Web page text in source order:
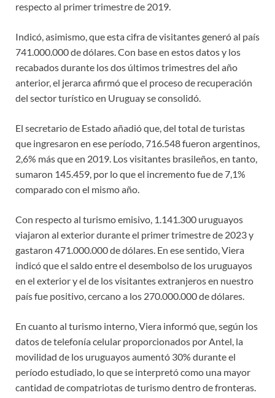
respecto al primer trimestre de 2019.
Indicó, asimismo, que esta cifra de visitantes generó al país
741.000.000 de dólares. Con base en estos datos y los
recabados durante los dos últimos trimestres del año
anterior, el jerarca afirmó que el proceso de recuperación
del sector turístico en Uruguay se consolidó.
El secretario de Estado añadió que, del total de turistas
que ingresaron en ese período, 716.548 fueron argentinos,
2,6% más que en 2019. Los visitantes brasileños, en tanto,
sumaron 145.459, por lo que el incremento fue de 7,1%
comparado con el mismo año.
Con respecto al turismo emisivo, 1.141.300 uruguayos
viajaron al exterior durante el primer trimestre de 2023 y
gastaron 471.000.000 de dólares. En ese sentido, Viera
indicó que el saldo entre el desembolso de los uruguayos
en el exterior y el de los visitantes extranjeros en nuestro
país fue positivo, cercano a los 270.000.000 de dólares.
En cuanto al turismo interno, Viera informó que, según los
datos de telefonía celular proporcionados por Antel, la
movilidad de los uruguayos aumentó 30% durante el
período estudiado, lo que se interpretó como una mayor
cantidad de compatriotas de turismo dentro de fronteras.